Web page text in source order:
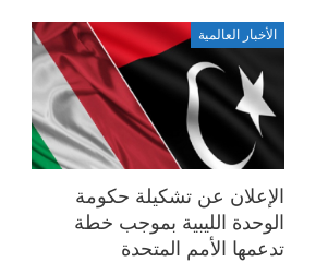
الأخبار العالمية
الإعلان عن تشكيلة حكومة
الوحدة الليبية بموجب خطة
تدعمها الأمم المتحدة